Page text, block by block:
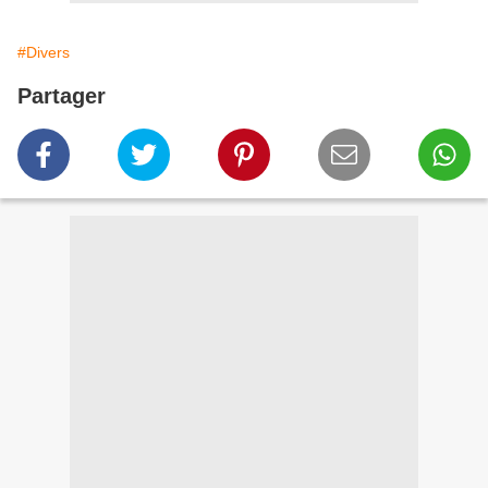
#Divers
Partager